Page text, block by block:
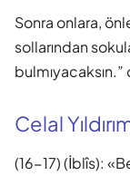
Sonra onlara,
sollarından
bulmıyacaksın.”
Celal
(16-17) (İblîs):